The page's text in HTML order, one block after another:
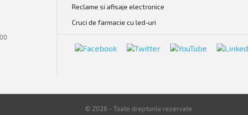
reclame si afisaje electronice
cruci de farmacie cu led-uri
© 2026 - Toate drepturile rezervate